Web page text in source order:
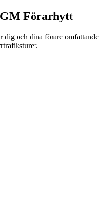
GM Förarhytt
dig och dina förare omfattande